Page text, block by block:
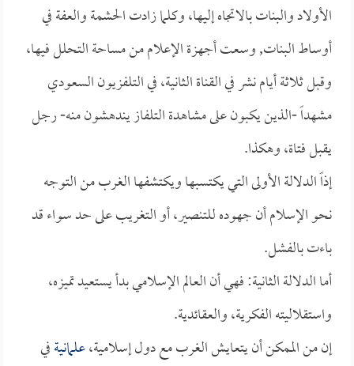
الأولاد والبنات بالاتجاه إليها، وكلما زادت الحشمة والعفة في
أوساط البنات, وسعت أجهزة الإعلام من مساحة التحلل فيها،
وقبل ثلاثة أيام نشر في القناة الثانية، في التلفزيون السعودي
مشهداً -الذين يكبون على مشاهدة التلفاز يندهشون منه- رجل
يقبل فتاة، وهكذا.
إذاً الدلالة الأولى التي يكتسبها ويكتشفها الغرب من التوجه
نحو الإسلام أن جهوده للتنصير، أو التغريب على حد سواء قد
باءت بالفشل.
أما الدلالة الثانية: فهي أن العالم الإسلامي بدأ يستعيد تميزه،
واستقلاليته الفكرية، والعقائدية.
إن من الممكن أن يتعايش الغرب مع دول إسلامية،علمانيةفي